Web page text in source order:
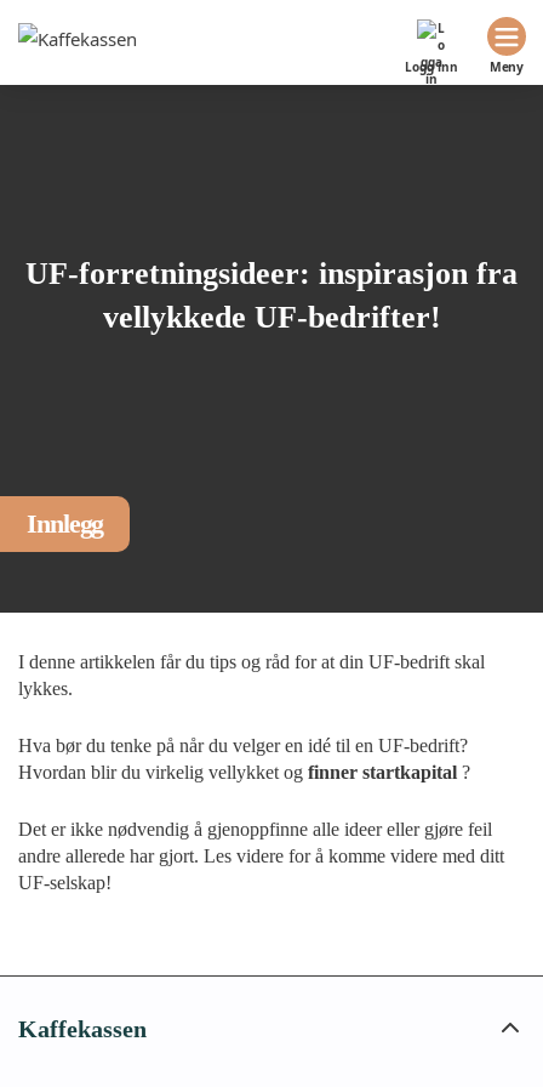
Meny
Logg inn
UF-forretningsideer: inspirasjon fra
vellykkede UF-bedrifter!
Innlegg
I denne artikkelen får du tips og råd for at din UF-bedrift skal
lykkes.
Hva bør du tenke på når du velger en idé til en UF-bedrift?
Hvordan blir du virkelig vellykket og finner startkapital ?
Det er ikke nødvendig å gjenoppfinne alle ideer eller gjøre feil
andre allerede har gjort. Les videre for å komme videre med ditt
UF-selskap!
Kaffekassen